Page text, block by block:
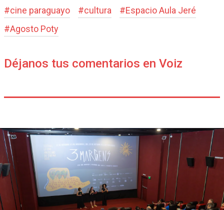
#cine paraguayo #cultura #Espacio Aula Jeré
#Agosto Poty
Déjanos tus comentarios en Voiz